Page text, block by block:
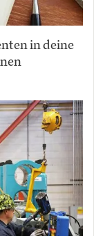
in deine